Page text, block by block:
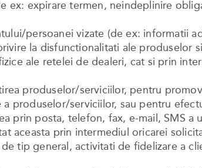
ex: expirare termen, neindeplinire
persoanei vizate (de ex: informatii
la disfunctionalitati ale produselor
ale retelei de dealeri, cat si prin
produselor/serviciilor, pentru
produselor/serviciilor, sau pentru
prin posta, telefon, fax, e-mail, SMS
aceasta prin intermediul oricarei
tip general, activitati de fidelizare a